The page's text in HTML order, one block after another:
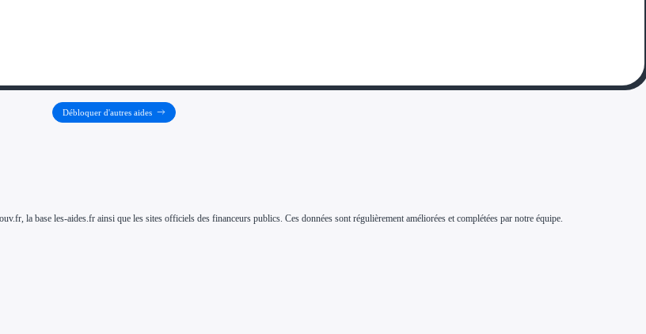
Débloquer d'autres aides
la base les-aides.fr ainsi que les sites officiels des financeurs publics. Ces données sont régulièrement améliorées et complétées par notre équipe.